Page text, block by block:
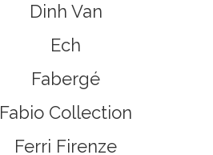
Dinh Van
Ech
Fabergé
Fabio Collection
Ferri Firenze